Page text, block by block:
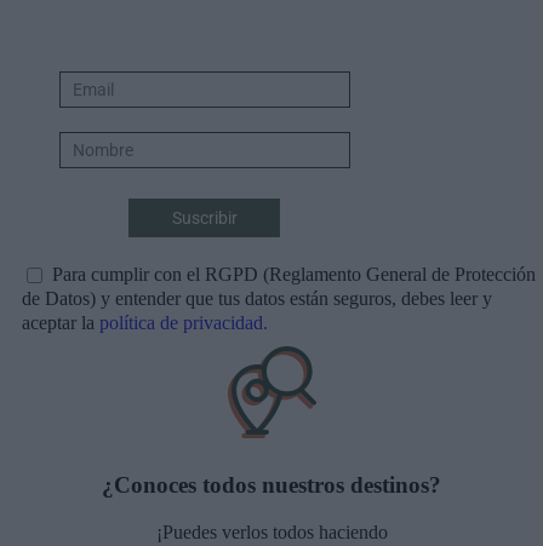
Para cumplir con el RGPD (Reglamento General de Protección
de Datos) y entender que tus datos están seguros, debes leer y
aceptar la política de privacidad.
¿Conoces todos nuestros destinos?
¡Puedes verlos todos haciendo